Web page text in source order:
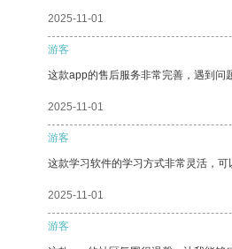
2025-11-01
游客
这款app的售后服务非常完善，遇到问
2025-11-01
游客
这款学习软件的学习方式非常灵活，
2025-11-01
游客